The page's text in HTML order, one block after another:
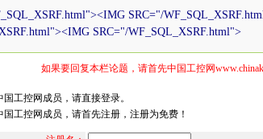
SRC="/
SRC="/WF_SQL_XSRF.html">
如果要回复本栏论题，请首先中国工控网
工控网成员，请直接登录。
工控网成员，请首先注册，注册为免费！